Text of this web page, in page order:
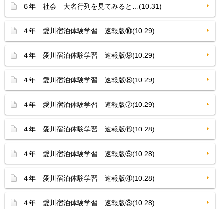
６年 社会 大名行列を見てみると…(10.31)
４年 愛川宿泊体験学習 速報版⑩(10.29)
４年 愛川宿泊体験学習 速報版⑨(10.29)
４年 愛川宿泊体験学習 速報版⑧(10.29)
４年 愛川宿泊体験学習 速報版⑦(10.29)
４年 愛川宿泊体験学習 速報版⑥(10.28)
４年 愛川宿泊体験学習 速報版⑤(10.28)
４年 愛川宿泊体験学習 速報版④(10.28)
４年 愛川宿泊体験学習 速報版③(10.28)